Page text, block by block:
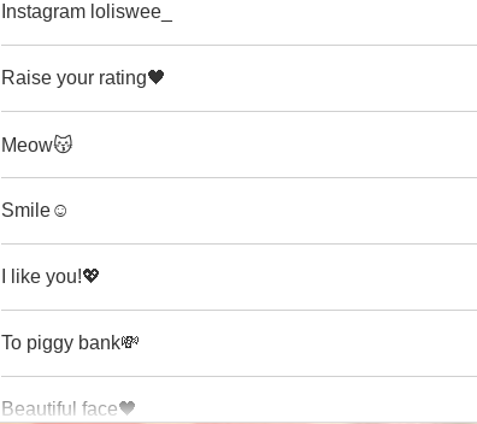
Instagram loliswee_
Raise your rating🖤
Meow😽
Smile☺️
I like you!💖
To piggy bank💸
Beautiful face🖤